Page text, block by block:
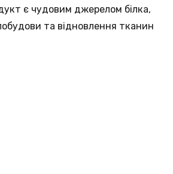
є чудовим джерелом білка,
та відновлення тканин